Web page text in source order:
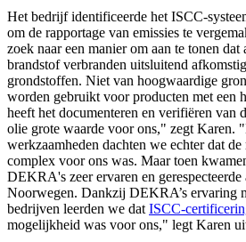
Het bedrijf identificeerde het ISCC-
om de rapportage van emissies te
zoek naar een manier om aan te tonen
brandstof verbranden uitsluitend
grondstoffen. Niet van hoogwaardige
worden gebruikt voor producten met een
heeft het documenteren en verifiëren van
olie grote waarde voor ons," zegt Karen.
werkzaamheden dachten we echter dat
complex voor ons was. Maar toen
DEKRA's zeer ervaren en
Noorwegen. Dankzij DEKRA’s ervaring
bedrijven leerden we dat ISCC-
mogelijkheid was voor ons," legt Karen